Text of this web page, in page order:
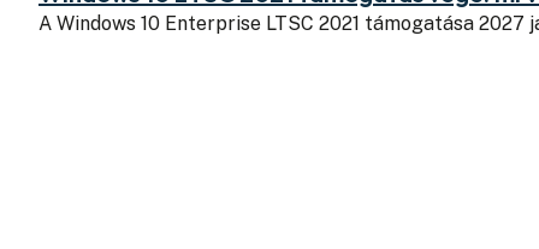
A Windows 10 Enterprise LTSC 2021 támogatása 2027